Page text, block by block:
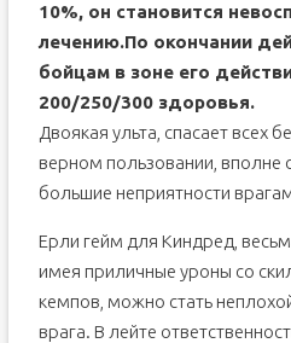
10%, он становится
лечению.По окончании
бойцам в зоне его
200/250/300 здоровья.
Двоякая ульта, спасает всех
верном пользовании, вполне
большие неприятности
Ерли гейм для Киндред,
имея приличные уроны со
кемпов, можно стать
врага. В лейте